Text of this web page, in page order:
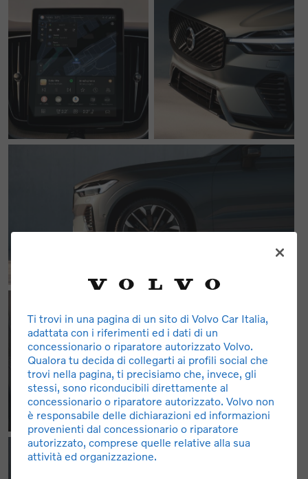
Ti trovi in una pagina di un sito di Volvo Car Italia,
adattata con i riferimenti ed i dati di un
concessionario o riparatore autorizzato Volvo.
Qualora tu decida di collegarti ai profili social che
trovi nella pagina, ti precisiamo che, invece, gli
stessi, sono riconducibili direttamente al
concessionario o riparatore autorizzato. Volvo non
è responsabile delle dichiarazioni ed informazioni
provenienti dal concessionario o riparatore
autorizzato, comprese quelle relative alla sua
attività ed organizzazione.